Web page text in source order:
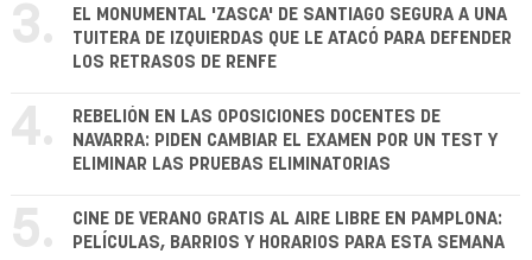
3.
EL MONUMENTAL 'ZASCA' DE SANTIAGO SEGURA A UNA
TUITERA DE IZQUIERDAS QUE LE ATACÓ PARA DEFENDER
LOS RETRASOS DE RENFE
4.
REBELIÓN EN LAS OPOSICIONES DOCENTES DE
NAVARRA: PIDEN CAMBIAR EL EXAMEN POR UN TEST Y
ELIMINAR LAS PRUEBAS ELIMINATORIAS
5.
CINE DE VERANO GRATIS AL AIRE LIBRE EN PAMPLONA:
PELÍCULAS, BARRIOS Y HORARIOS PARA ESTA SEMANA